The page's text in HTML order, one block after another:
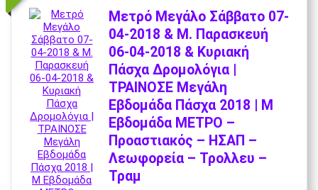
Μετρό Μεγάλο Σάββατο 07-
04-2018 & Μ. Παρασκευή
06-04-2018 & Κυριακή
Πάσχα Δρομολόγια |
ΤΡΑΙΝΟΣΕ Μεγάλη
Εβδομάδα Πάσχα 2018 | Μ
Εβδομάδα ΜΕΤΡΟ –
Προαστιακός – ΗΣΑΠ –
Λεωφορεία – Τρολλευ –
Τραμ